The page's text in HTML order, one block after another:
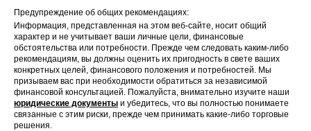
Предупреждение об общих рекомендациях:
Информация, представленная на этом веб-сайте, носит общий
характер и не учитывает ваши личные цели, финансовые
обстоятельства или потребности. Прежде чем следовать каким-либо
рекомендациям, вы должны оценить их пригодность в свете ваших
конкретных целей, финансового положения и потребностей. Мы
призываем вас при необходимости обратиться за независимой
финансовой консультацией. Пожалуйста, внимательно изучите наши
юридические документы и убедитесь, что вы полностью понимаете
связанные с этим риски, прежде чем принимать какие-либо торговые
решения.